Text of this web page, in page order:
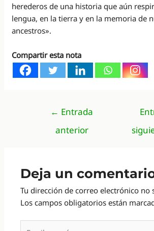
herederos de una historia que aún
lengua, en la tierra y en la memoria de
ancestros».
Compartir esta nota
Navegación
entradas
← Entrada
anterior
Deja un
Tu dirección de correo electrónico no
Los campos obligatorios están